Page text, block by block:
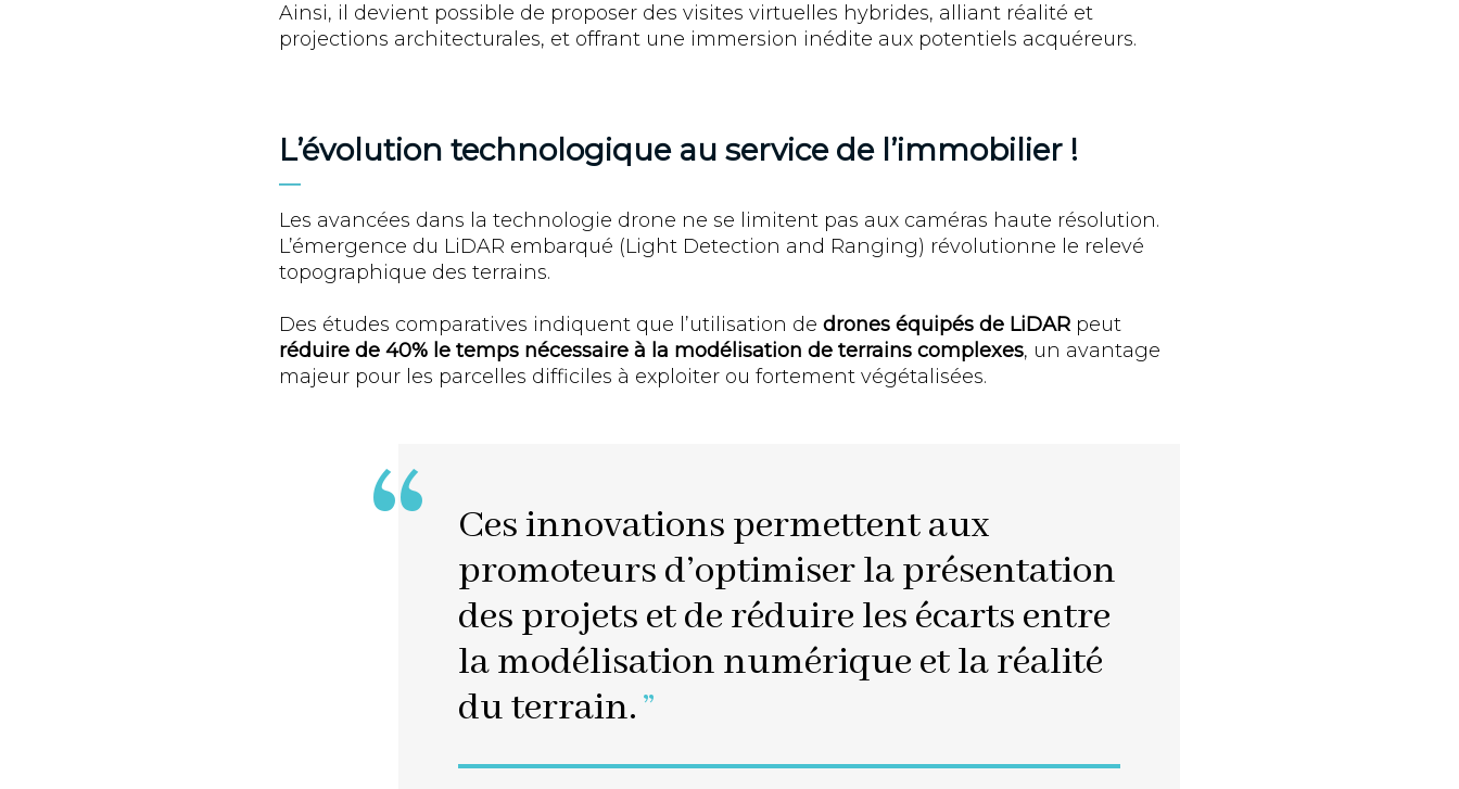
Ainsi, il devient possible de proposer des visites virtuelles hybrides, alliant réalité et
projections architecturales, et offrant une immersion inédite aux potentiels acquéreurs.
L’évolution technologique au service de l’immobilier !
Les avancées dans la technologie drone ne se limitent pas aux caméras haute résolution.
L’émergence du LiDAR embarqué (Light Detection and Ranging) révolutionne le relevé
topographique des terrains.
Des études comparatives indiquent que l’utilisation de drones équipés de LiDAR peut
réduire de 40% le temps nécessaire à la modélisation de terrains complexes, un avantage
majeur pour les parcelles difficiles à exploiter ou fortement végétalisées.
Ces innovations permettent aux
promoteurs d’optimiser la présentation
des projets et de réduire les écarts entre
la modélisation numérique et la réalité
du terrain.